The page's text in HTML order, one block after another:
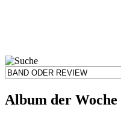
Album der Woche